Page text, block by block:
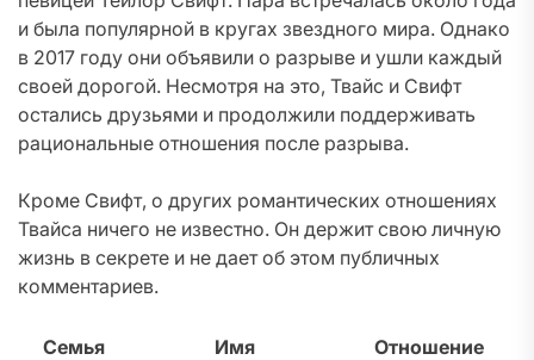
и была популярной в кругах звездного мира. Однако
в 2017 году они объявили о разрыве и ушли каждый
своей дорогой. Несмотря на это, Твайс и Свифт
остались друзьями и продолжили поддерживать
рациональные отношения после разрыва.
Кроме Свифт, о других романтических отношениях
Твайса ничего не известно. Он держит свою личную
жизнь в секрете и не дает об этом публичных
комментариев.
Семья Имя
Отношение